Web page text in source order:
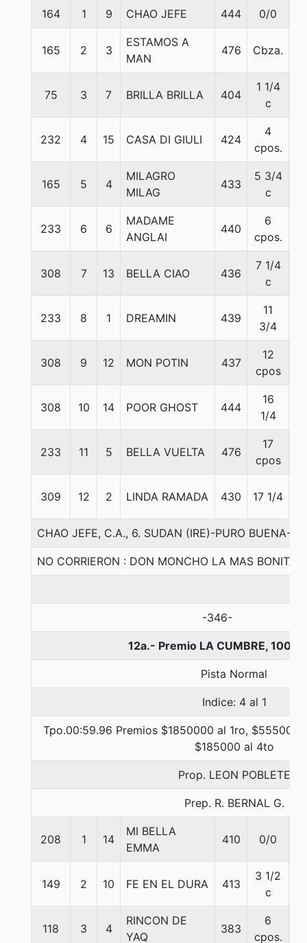
164 1 9 CHAO JEFE 444 0/0
165 2 3
ESTAMOS A
MAN
476 Cbza.
75 3 7 BRILLA BRILLA 404
1 1/4
c
232 4 15 CASA DI GIULI 424
4
cpos.
165 5 4
MILAGRO
MILAG
433
5 3/4
c
233 6 6
MADAME
ANGLAI
440
6
cpos.
308 7 13 BELLA CIAO 436
7 1/4
c
233 8 1 DREAMIN 439
11
3/4
308 9 12 MON POTIN 437
12
cpos
308 10 14 POOR GHOST 444
16
1/4
233 11 5 BELLA VUELTA 476
17
cpos
309 12 2 LINDA RAMADA 430 17 1/4
CHAO JEFE, C.A., 6. SUDAN (IRE)-PURO BUENA-
NO CORRIERON : DON MONCHO LA MAS BONITA
-346-
12a.- Premio LA CUMBRE, 1000
Pista Normal
Indice: 4 al 1
Tpo.00:59.96 Premios $1850000 al 1ro, $555000
$185000 al 4to
Prop. LEON POBLETE
Prep. R. BERNAL G.
208 1 14
MI BELLA
EMMA
410 0/0
149 2 10 FE EN EL DURA 413
3 1/2
c
118 3 4
RINCON DE
YAQ
383
6
cpos.